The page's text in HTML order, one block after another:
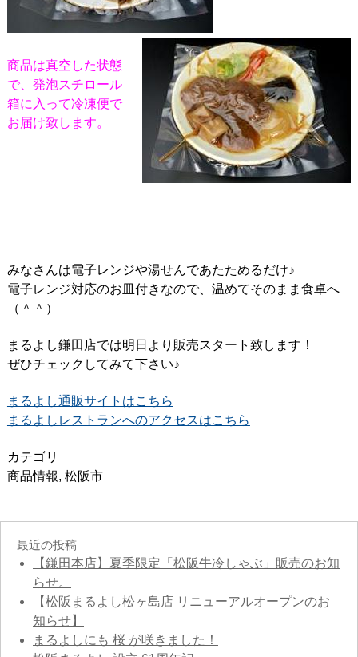
商品は真空した状態
で、発泡スチロール
箱に入って冷凍便で
お届け致します。
みなさんは電子レンジや湯せんであたためるだけ♪
電子レンジ対応のお皿付きなので、温めてそのまま食卓へ
（＾＾）
まるよし鎌田店では明日より販売スタート致します！
ぜひチェックしてみて下さい♪
まるよし通販サイトはこちら
まるよしレストランへのアクセスはこちら
カテゴリ
商品情報, 松阪市
最近の投稿
【鎌田本店】夏季限定「松阪牛冷しゃぶ」販売のお知
らせ。
【松阪まるよし松ヶ島店 リニューアルオープンのお
知らせ】
まるよしにも 桜 が咲きました！